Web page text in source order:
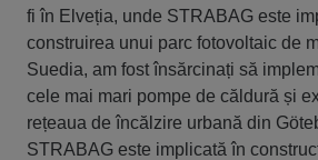
fi în Elveția, unde STRABAG este
construirea unui parc fotovoltaic de
Suedia, am fost însărcinați să
cele mai mari pompe de căldură și
rețeaua de încălzire urbană din
STRABAG este implicată în